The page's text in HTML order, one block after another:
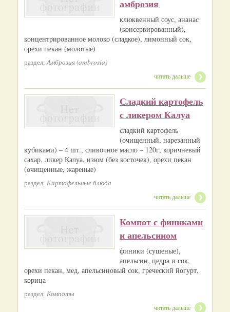
амброзия
клюквенный соус, ананас
(консервированный),
концентрированное молоко (сладкое), лимонный сок,
орехи пекан (молотые)
раздел:Амброзия (ambrosia)
читать дальше
Сладкий картофель
с ликером Калуа
сладкий картофель
(очищенный, нарезанный
кубиками) – 4 шт., сливочное масло – 120г, коричневый
сахар, ликер Калуа, изюм (без косточек), орехи пекан
(очищенные, жареные)
раздел: Картофельные блюда
читать дальше
Компот с финиками
и апельсином
финики (сушеные),
апельсин, цедра и сок,
орехи пекан, мед, апельсиновый сок, греческий йогурт,
корица
раздел: Компоты
читать дальше